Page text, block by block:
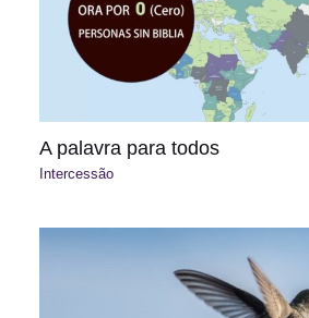
A palavra para todos
Intercessão